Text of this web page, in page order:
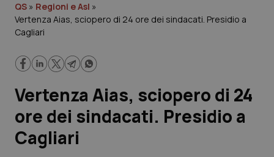
Governo e Parlamento
Regioni e Asl
Lavoro e Professioni
Scienza e Farmaci
Studi e Analisi
QS » Regioni e Asl »
Vertenza Aias, sciopero di 24 ore dei sindacati. Presidio a
Cagliari
Vertenza Aias, sciopero di 24
ore dei sindacati. Presidio a
Cagliari